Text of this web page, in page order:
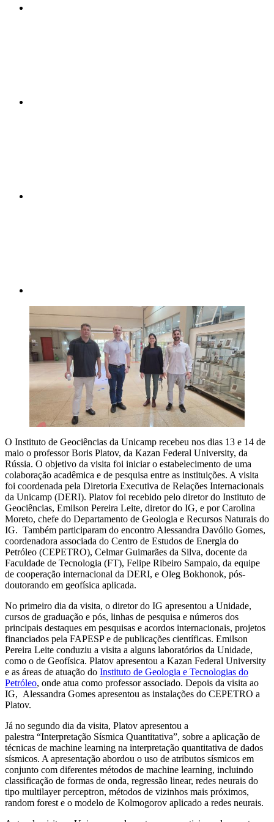
O Instituto de Geociências da Unicamp recebeu nos dias 13 e 14 de
maio o professor Boris Platov, da Kazan Federal University, da
Rússia. O objetivo da visita foi iniciar o estabelecimento de uma
colaboração acadêmica e de pesquisa entre as instituições. A visita
foi coordenada pela Diretoria Executiva de Relações Internacionais
da Unicamp (DERI). Platov foi recebido pelo diretor do Instituto de
Geociências, Emilson Pereira Leite, diretor do IG, e por Carolina
Moreto, chefe do Departamento de Geologia e Recursos Naturais do
IG. Também participaram do encontro Alessandra Davólio Gomes,
coordenadora associada do Centro de Estudos de Energia do
Petróleo (CEPETRO), Celmar Guimarães da Silva, docente da
Faculdade de Tecnologia (FT), Felipe Ribeiro Sampaio, da equipe
de cooperação internacional da DERI, e Oleg Bokhonok, pós-
doutorando em geofísica aplicada.
No primeiro dia da visita, o diretor do IG apresentou a Unidade,
cursos de graduação e pós, linhas de pesquisa e números dos
principais destaques em pesquisas e acordos internacionais, projetos
financiados pela FAPESP e de publicações científicas. Emilson
Pereira Leite conduziu a visita a alguns laboratórios da Unidade,
como o de Geofísica. Platov apresentou a Kazan Federal University
e as áreas de atuação do Instituto de Geologia e Tecnologias do
Petróleo, onde atua como professor associado. Depois da visita ao
IG, Alessandra Gomes apresentou as instalações do CEPETRO a
Platov.
Já no segundo dia da visita, Platov apresentou a
palestra “Interpretação Sísmica Quantitativa”, sobre a aplicação de
técnicas de machine learning na interpretação quantitativa de dados
sísmicos. A apresentação abordou o uso de atributos sísmicos em
conjunto com diferentes métodos de machine learning, incluindo
classificação de formas de onda, regressão linear, redes neurais do
tipo multilayer perceptron, métodos de vizinhos mais próximos,
random forest e o modelo de Kolmogorov aplicado a redes neurais.